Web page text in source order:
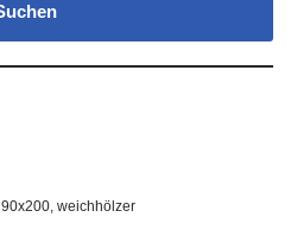
, weichhölzer